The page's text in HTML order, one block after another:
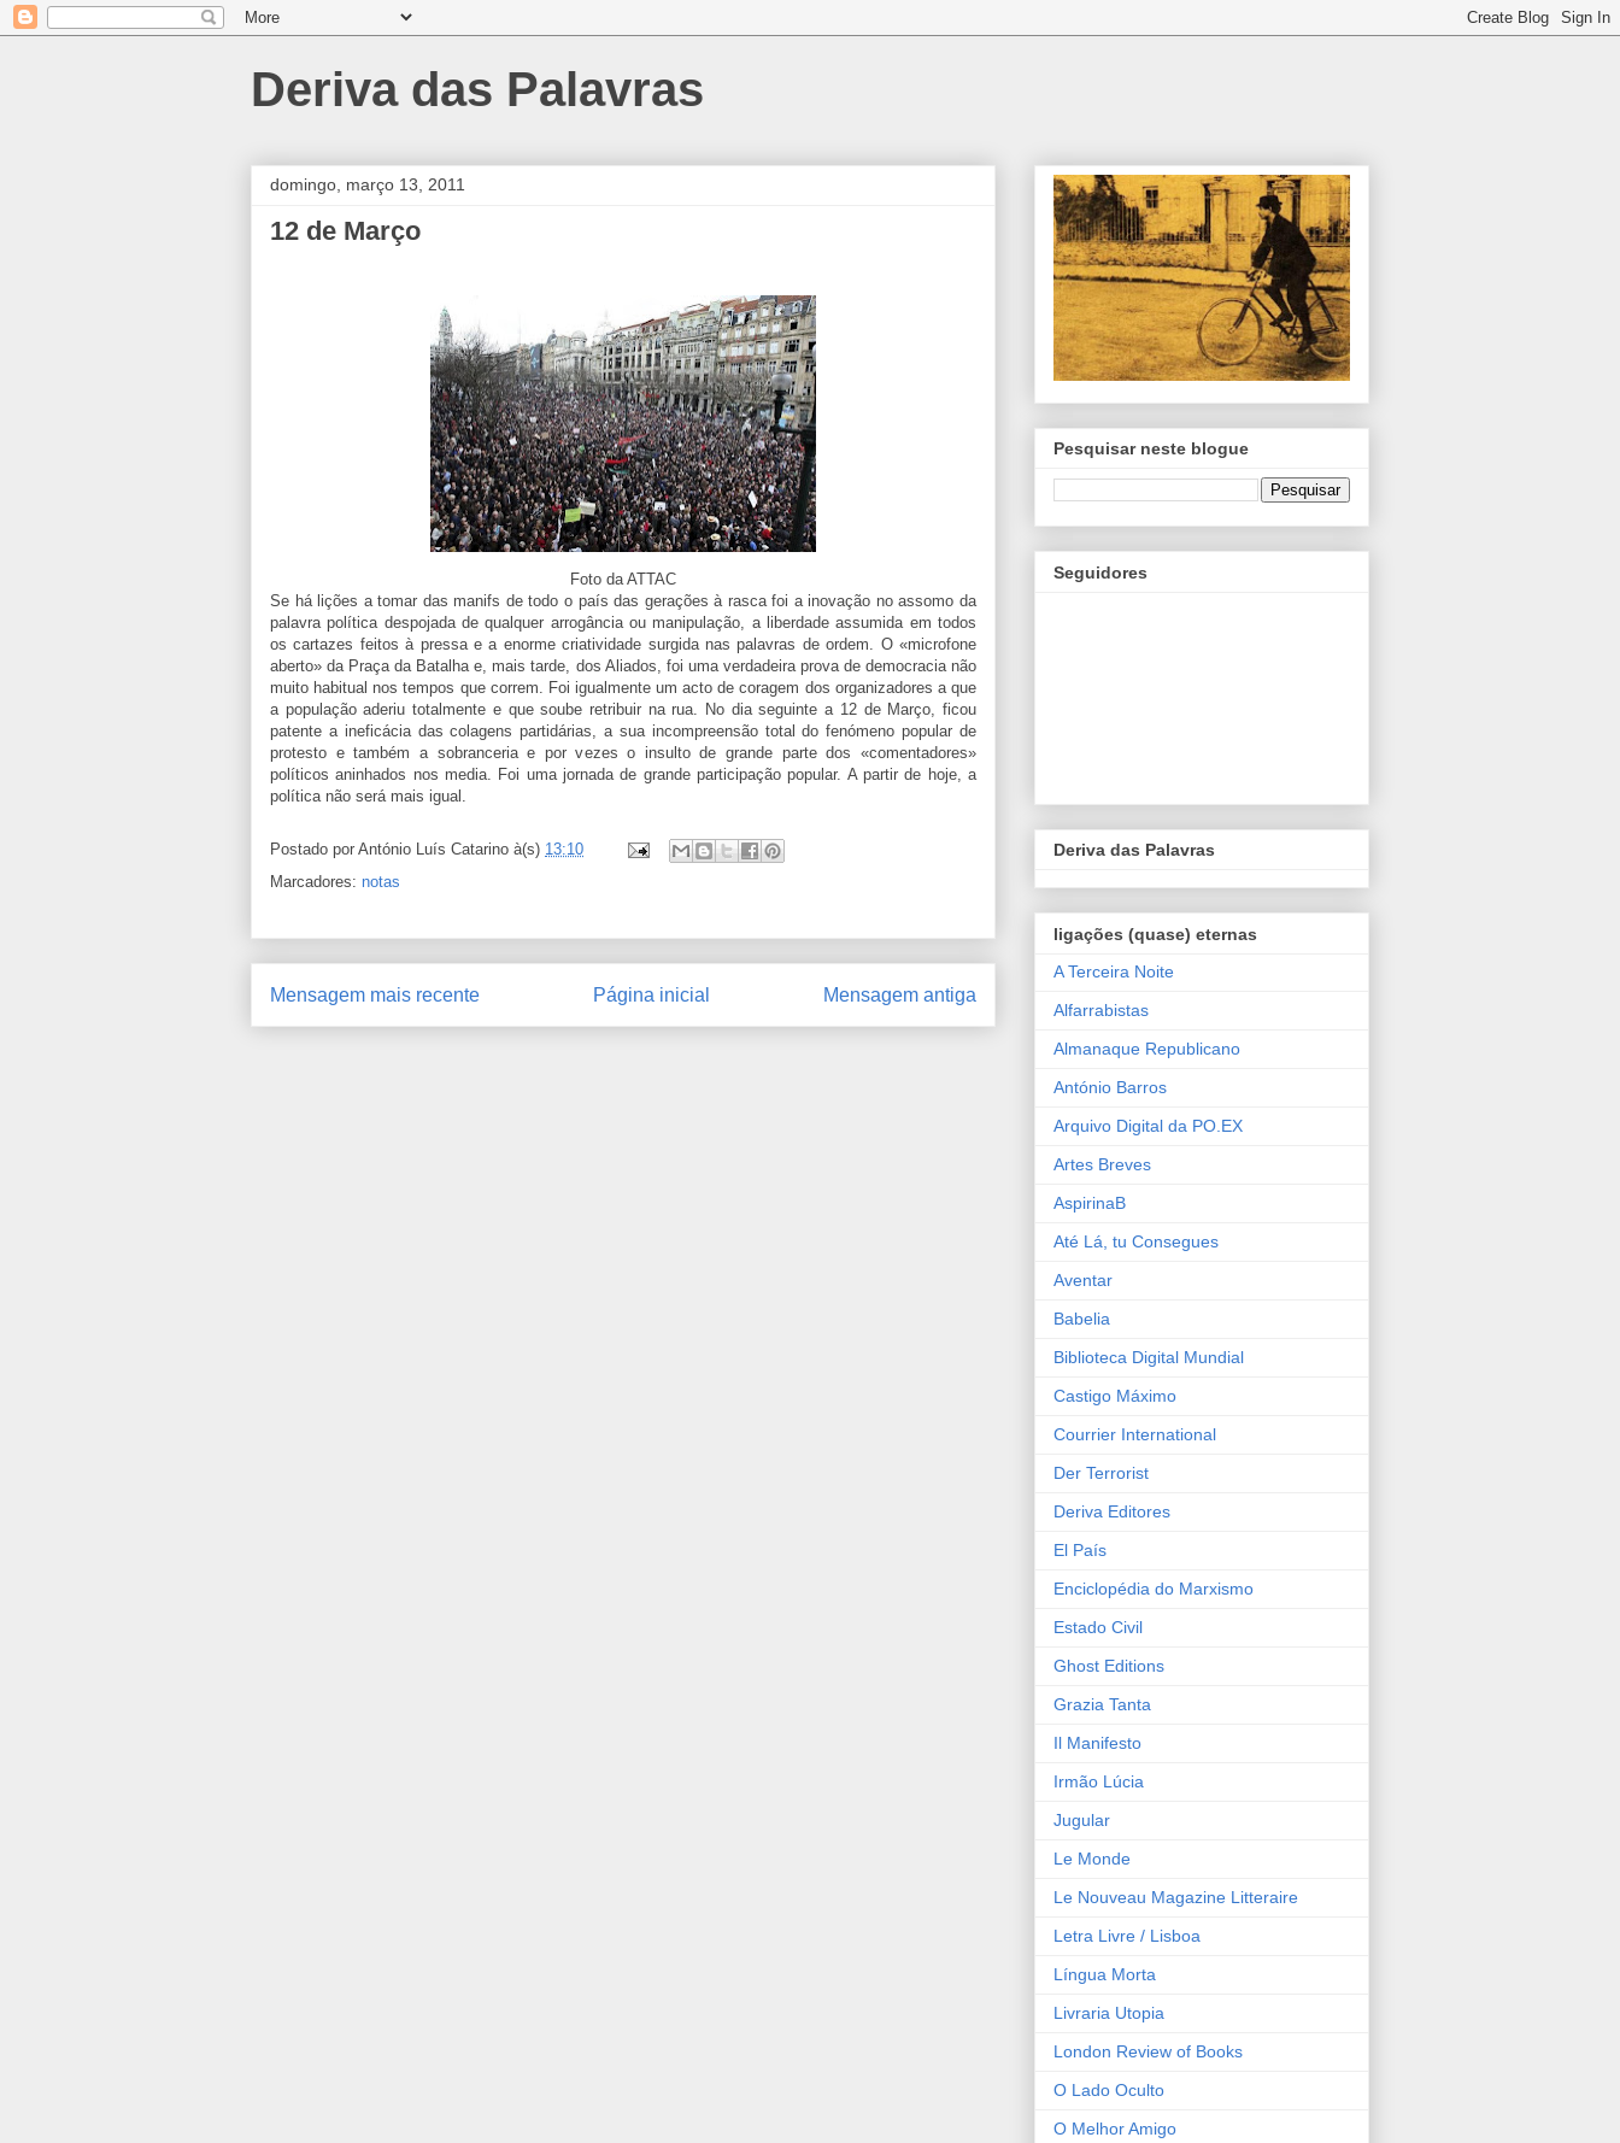
Deriva das Palavras
domingo, março 13, 2011
12 de Março
Foto da ATTAC
Se há lições a tomar das manifs de todo o país das gerações à rasca foi a inovação no assomo da
palavra política despojada de qualquer arrogância ou manipulação, a liberdade assumida em todos
os cartazes feitos à pressa e a enorme criatividade surgida nas palavras de ordem. O «microfone
aberto» da Praça da Batalha e, mais tarde, dos Aliados, foi uma verdadeira prova de democracia não
muito habitual nos tempos que correm. Foi igualmente um acto de coragem dos organizadores a que
a população aderiu totalmente e que soube retribuir na rua. No dia seguinte a 12 de Março, ficou
patente a ineficácia das colagens partidárias, a sua incompreensão total do fenómeno popular de
protesto e também a sobranceria e por vezes o insulto de grande parte dos «comentadores»
políticos aninhados nos media. Foi uma jornada de grande participação popular. A partir de hoje, a
política não será mais igual.
Postado por António Luís Catarino à(s) 13:10
Marcadores: notas
Mensagem mais recente Mensagem antiga
Página inicial
Pesquisar neste blogue
Seguidores
Deriva das Palavras
ligações (quase) eternas
A Terceira Noite
Alfarrabistas
Almanaque Republicano
António Barros
Arquivo Digital da PO.EX
Artes Breves
AspirinaB
Até Lá, tu Consegues
Aventar
Babelia
Biblioteca Digital Mundial
Castigo Máximo
Courrier International
Der Terrorist
Deriva Editores
El País
Enciclopédia do Marxismo
Estado Civil
Ghost Editions
Grazia Tanta
Il Manifesto
Irmão Lúcia
Jugular
Le Monde
Le Nouveau Magazine Litteraire
Letra Livre / Lisboa
Língua Morta
Livraria Utopia
London Review of Books
O Lado Oculto
O Melhor Amigo